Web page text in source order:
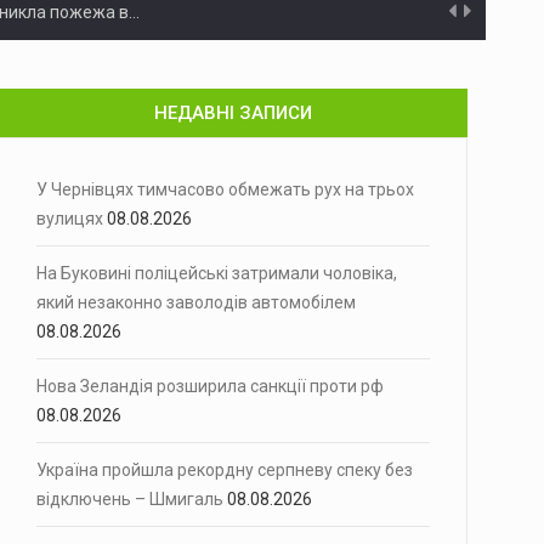
пожежа в…
У зв'язку з аварійним витоком…
135 цілей
серпня,…
обмеження…
5 серпня до поліції звернувся…
у Чорному морі - Генштаб
НЕДАВНІ ЗАПИСИ
У Чернівцях тимчасово обмежать рух на трьох
вулицях08.08.2026
На Буковині поліцейські затримали чоловіка,
який незаконно заволодів автомобілем
08.08.2026
Нова Зеландія розширила санкції проти рф
08.08.2026
Україна пройшла рекордну серпневу спеку без
відключень – Шмигаль 08.08.2026